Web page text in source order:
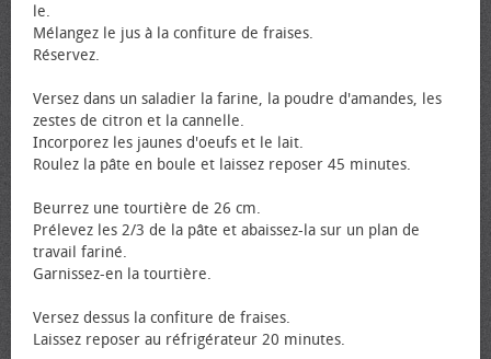
le.
Mélangez le jus à la confiture de fraises.
Réservez.
Versez dans un saladier la farine, la poudre d'amandes, les
zestes de citron et la cannelle.
Incorporez les jaunes d'œufs et le lait.
Roulez la pâte en boule et laissez reposer 45 minutes.
Beurrez une tourtière de 26 cm.
Prélevez les 2/3 de la pâte et abaissez-la sur un plan de
travail fariné.
Garnissez-en la tourtière.
Versez dessus la confiture de fraises.
Laissez reposer au réfrigérateur 20 minutes.